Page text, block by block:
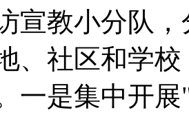
宣教小分队
、社区和学
一是集中开